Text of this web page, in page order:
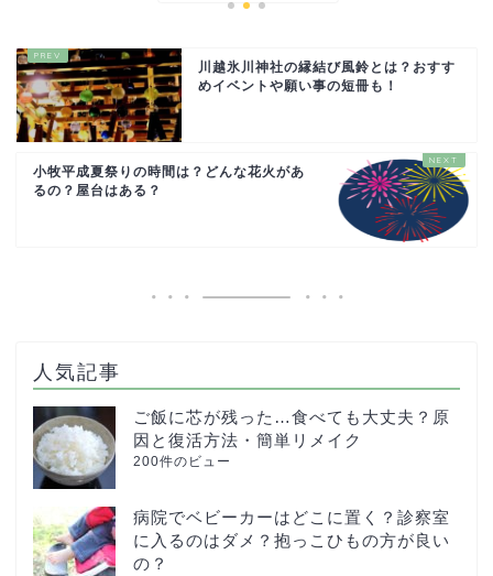
川越氷川神社の縁結び風鈴とは？おすす
めイベントや願い事の短冊も！
小牧平成夏祭りの時間は？どんな花火があ
るの？屋台はある？
人気記事
ご飯に芯が残った…食べても大丈夫？原
因と復活方法・簡単リメイク
200件のビュー
病院でベビーカーはどこに置く？診察室
に入るのはダメ？抱っこひもの方が良い
の？